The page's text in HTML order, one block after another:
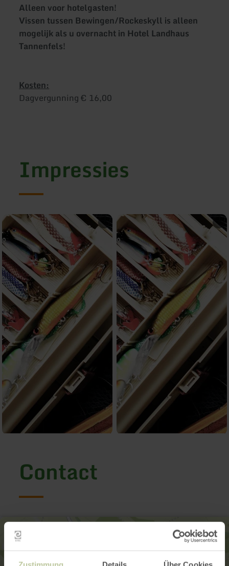
Alleen voor hotelgasten!
Vissen tussen Bewingen/Rockeskyll is alleen
mogelijk als u overnacht in Hotel Landhaus
Tannenfels!
Kosten:
Dagvergunning € 16,00
Impressies
Contact